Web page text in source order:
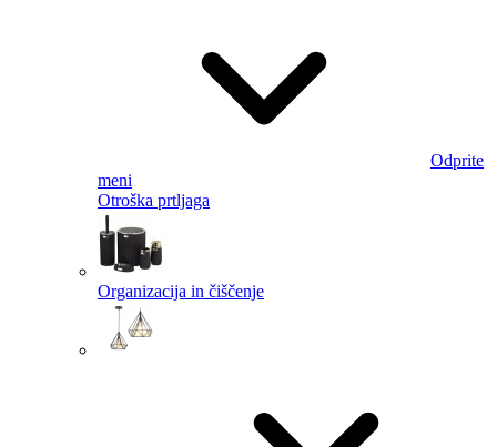
Odprite
meni
Otroška prtljaga
Organizacija in čiščenje